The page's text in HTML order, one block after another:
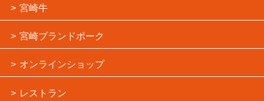
宮崎牛
宮崎ブランドポーク
オンラインショップ
レストラン